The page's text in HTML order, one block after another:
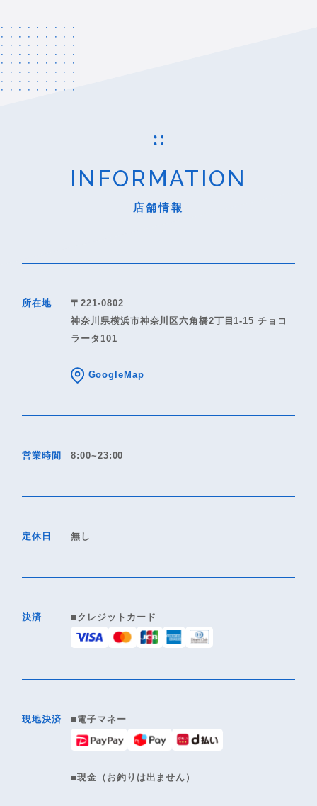
INFORMATION
店舗情報
所在地
〒221-0802
神奈川県横浜市神奈川区六角橋2丁目1-15 チョコ
ラータ101
GoogleMap
営業時間 8:00~23:00
定休日 無し
決済 ■クレジットカード
現地決済 ■電子マネー
■現金（お釣りは出ません）